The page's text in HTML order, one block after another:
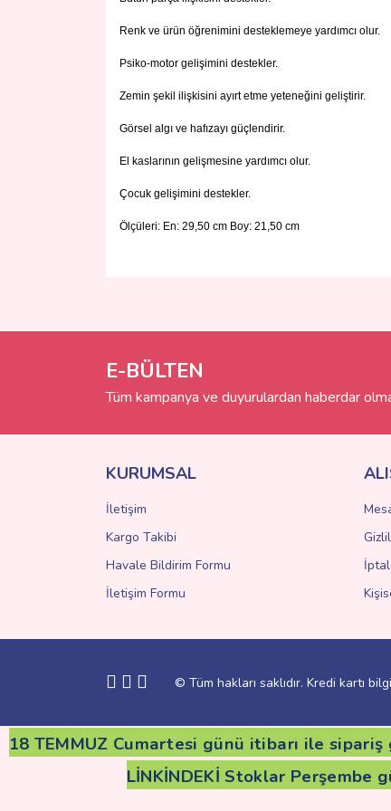
Renk ve ürün öğrenimini desteklemeye yardımcı olur.
Psiko-motor gelişimini destekler.
Zemin şekil ilişkisini ayırt etme yeteneğini geliştirir.
Görsel algı ve hafızayı güçlendirir.
El kaslarının gelişmesine yardımcı olur.
Çocuk gelişimini destekler.
Ölçüleri: En: 29,50 cm Boy: 21,50 cm
Ürün resmi kalitesiz, bozuk veya
Bu ürüne benzer farklı alternatifler olmalı.
E-BÜLTEN
Tüm kampanya ve duyurulardan haberdar
KURUMSAL
İletişim
Kargo Takibi
Havale Bildirim Formu
İletişim Formu
© Tüm hakları saklıdır. Kredi kartı
18 TEMMUZ Cumartesi günü itibarı ile
LİNKİNDEKİ Stoklar Perşembe